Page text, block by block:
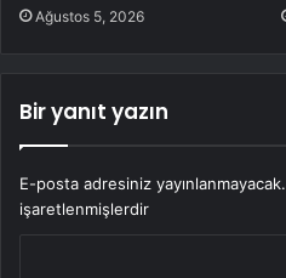
Ağustos 5, 2026
Bir yanıt yazın
E-posta adresiniz yayınlanmayacak.
işaretlenmişlerdir